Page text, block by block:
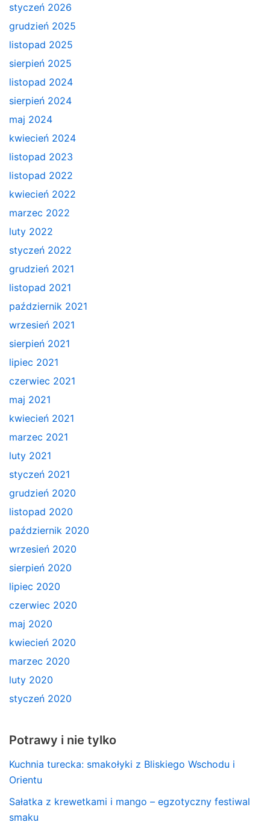
styczeń 2026
grudzień 2025
listopad 2025
sierpień 2025
listopad 2024
sierpień 2024
maj 2024
kwiecień 2024
listopad 2023
listopad 2022
kwiecień 2022
marzec 2022
luty 2022
styczeń 2022
grudzień 2021
listopad 2021
październik 2021
wrzesień 2021
sierpień 2021
lipiec 2021
czerwiec 2021
maj 2021
kwiecień 2021
marzec 2021
luty 2021
styczeń 2021
grudzień 2020
listopad 2020
październik 2020
wrzesień 2020
sierpień 2020
lipiec 2020
czerwiec 2020
maj 2020
kwiecień 2020
marzec 2020
luty 2020
styczeń 2020
Potrawy i nie tylko
Kuchnia turecka: smakołyki z Bliskiego Wschodu i
Orientu
Sałatka z krewetkami i mango – egzotyczny festiwal
smaku